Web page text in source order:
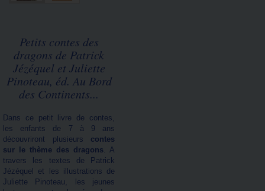
Petits contes des
dragons de Patrick
Jézéquel et Juliette
Pinoteau, éd. Au Bord
des Continents...
Dans ce petit livre de contes,
les enfants de 7 à 9 ans
découvriront plusieurs contes
sur le thème des dragons. A
travers les textes de Patrick
Jézéquel et les illustrations de
Juliette Pinoteau, les jeunes